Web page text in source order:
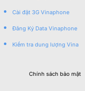
Cài đặt 3G Vinaphone
Đăng Ký Data Vinaphone
Kiểm tra dung lượng Vina
Chính sách bảo mật